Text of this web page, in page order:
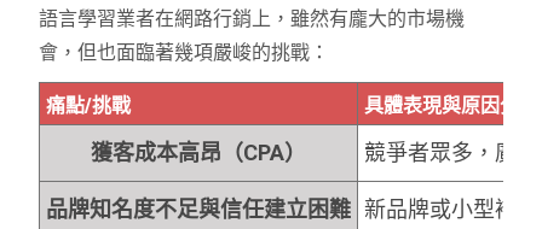
語言學習業者在網路行銷上，雖然有龐大的市場機
會，但也面臨著幾項嚴峻的挑戰：
痛點/挑戰 具體表現與原因分析
獲客成本高昂（CPA） 競爭者眾多，廣
品牌知名度不足與信任建立困難 新品牌或小型補